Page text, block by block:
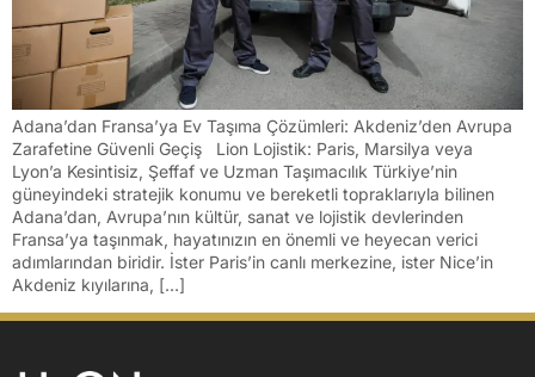
Adana’dan Fransa’ya Ev Taşıma Çözümleri: Akdeniz’den Avrupa
Zarafetine Güvenli Geçiş Lion Lojistik: Paris, Marsilya veya
Lyon’a Kesintisiz, Şeffaf ve Uzman Taşımacılık Türkiye’nin
güneyindeki stratejik konumu ve bereketli topraklarıyla bilinen
Adana’dan, Avrupa’nın kültür, sanat ve lojistik devlerinden
Fransa’ya taşınmak, hayatınızın en önemli ve heyecan verici
adımlarından biridir. İster Paris’in canlı merkezine, ister Nice’in
Akdeniz kıyılarına, […]